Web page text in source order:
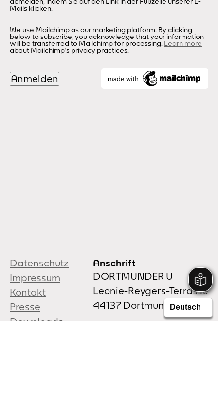
Mails klicken.
We use Mailchimp as our marketing platform. By clicking
below to subscribe, you acknowledge that your information
will be transferred to Mailchimp for processing. Learn more
about Mailchimp's privacy practices.
Datenschutz
Impressum
Kontakt
Presse
Downloads
Anschrift
DORTMUNDER U
Leonie-Reygers-Terrasse
44137 Dortmund